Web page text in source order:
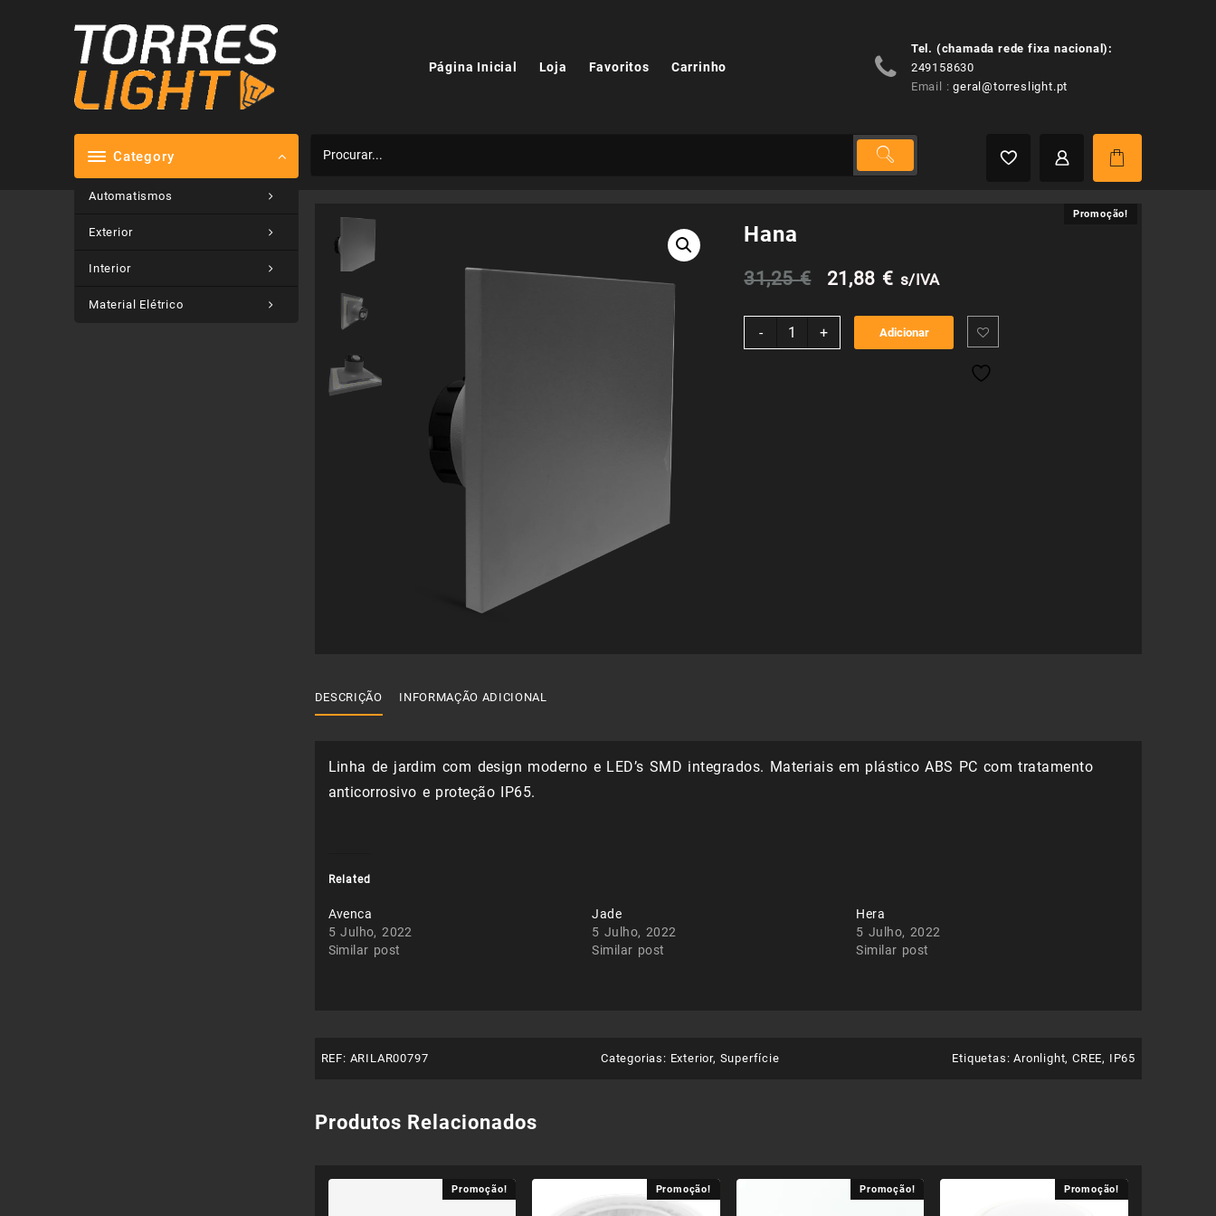
Página Inicial Loja Favoritos Carrinho
Tel. (chamada rede fixa nacional):
249158630
Email :geral@torreslight.pt
Category
Automatismos
Exterior
Interior
Material Elétrico
Promoção!
Hana
31,25€
O
preço
original
21,88 €O
preço
atual
s/IVA
-
Quantidade
+ Adicionar
Promoção!
DESCRIÇÃO INFORMAÇÃO ADICIONAL
Linha de jardim com design moderno e LED’s SMD integrados. Materiais em plástico ABS PC com tratamento
anticorrosivo e proteção IP65.
Related
Avenca
5 Julho, 2022
Similar post
Jade
5 Julho, 2022
Similar post
Hera
5 Julho, 2022
Similar post
REF: ARILAR00797 Categorias: Exterior, Superfície Etiquetas:Aronlight, CREE, IP65
Produtos Relacionados
Promoção! Promoção! Promoção! Promoção!